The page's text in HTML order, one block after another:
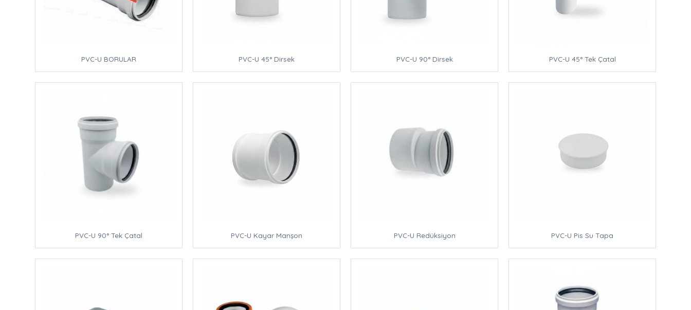
PVC-U BORULAR PVC-U 45° Dirsek PVC-U 90° Dirsek PVC-U 45° Tek Çatal
PVC-U 90° Tek Çatal PVC-U Kayar Manşon PVC-U Redüksiyon PVC-U Pis Su Tapa